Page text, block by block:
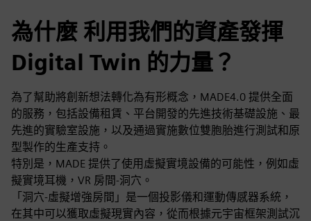
為什麼 利用我們的資產發揮
Digital Twin 的力量？
為了幫助將創新想法轉化為有形概念，MADE4.0 提供全面
的服務，包括設備租賃、平台開發的先進技術基礎設施、最
先進的實驗室設施，以及通過實施數位雙胞胎進行測試和原
型製作的生產支持。
特別是，MADE 提供了使用虛擬實境設備的可能性，例如虛
擬實境耳機，VR 房間-洞穴。
「洞穴-虛擬增強房間」是一個投影儀和運動傳感器系統，
在其中可以獲取虛擬現實內容，從而根據元宇宙框架測試沉